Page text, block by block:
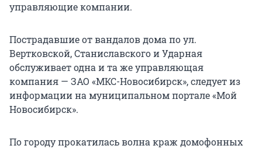
управляющие компании.
Пострадавшие от вандалов дома по ул.
Вертковской, Станиславского и Ударная
обслуживает одна и та же управляющая
компания — ЗАО «МКС-Новосибирск», следует из
информации на муниципальном портале «Мой
Новосибирск».
По городу прокатилась волна краж домофонных